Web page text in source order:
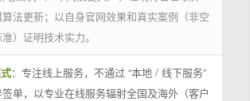
法更新；以自身官网效果和真实案例（非空
）证明技术实力。
：专注线上服务，不通过 “本地 / 线下服务”
单，以专业在线服务辐射全国及海外（客户